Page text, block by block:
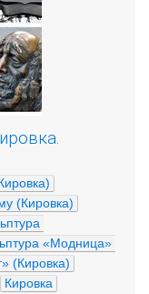
(Кировка)
«Модница»
(Кировка)
Кировка